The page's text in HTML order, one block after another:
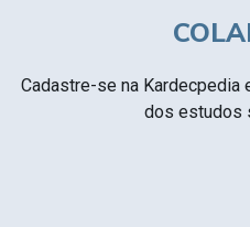
Cadastre-se na Kardecpedia
dos estudos